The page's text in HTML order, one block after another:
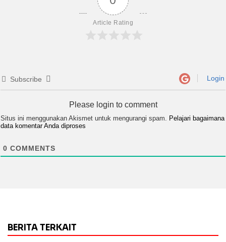
Article Rating
Subscribe Login
Please login to comment
Situs ini menggunakan Akismet untuk mengurangi spam. Pelajari bagaimana
data komentar Anda diproses
0 COMMENTS
BERITA TERKAIT